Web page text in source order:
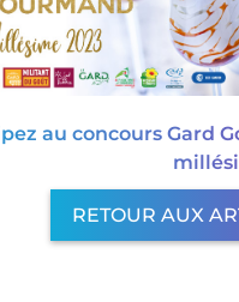
au concours Gard
RETOUR AUX